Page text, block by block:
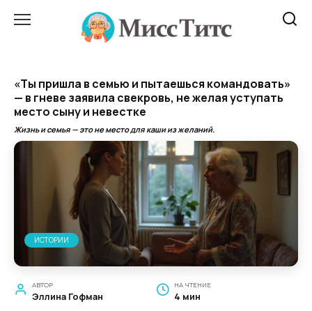
«Ты пришла в семью и пытаешься командовать»
— в гневе заявила свекровь, не желая уступать
место сыну и невестке
Жизнь и семья — это не место для каши из желаний.
ИСТОРИИ
АВТОР
Эллина Гофман
НА ЧТЕНИЕ
4 мин